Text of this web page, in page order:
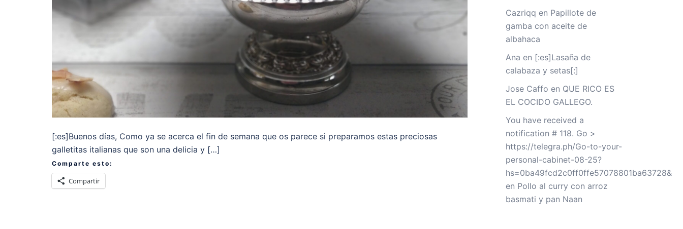
[:es]Buenos días, Como ya se acerca el fin de semana que os parece si preparamos estas preciosas
galletitas italianas que son una delicia y […]
Comparte esto:
Compartir
Cazriqq en Papillote de
gamba con aceite de
albahaca
Ana en [:es]Lasaña de
calabaza y setas[:]
Jose Caffo en QUE RICO ES
EL COCIDO GALLEGO.
You have received a
notification # 118. Go >
https://telegra.ph/Go-to-your-
personal-cabinet-08-25?
hs=0ba49fcd2c0ff0ffe57078801ba63728&
en Pollo al curry con arroz
basmati y pan Naan